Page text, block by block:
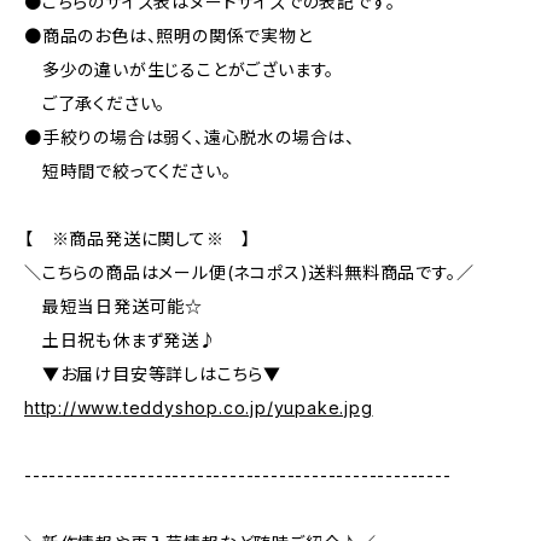
●商品のお色は、照明の関係で実物と
多少の違いが生じることがございます。
ご了承ください。
●手絞りの場合は弱く、遠心脱水の場合は、
短時間で絞ってください。
【 ※商品発送に関して※ 】
＼こちらの商品はメール便(ネコポス)送料無料商品です。／
最短当日発送可能☆
土日祝も休まず発送♪
▼お届け目安等詳しはこちら▼
http://www.teddyshop.co.jp/yupake.jpg
----------------------------------------------------